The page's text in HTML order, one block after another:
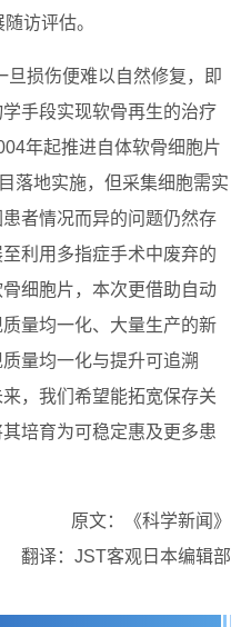
访评估。
旦损伤便难以自然修复，即
手段实现软骨再生的治疗
年起推进自体软骨细胞片
落地实施，但采集细胞需实
者情况而异的问题仍然存
利用多指症手术中废弃的
细胞片，本次更借助自动
量均一化、大量生产的新
量均一化与提升可追溯
，我们希望能拓宽保存关
培育为可稳定惠及更多患
原文：《科学新闻》
翻译：JST客观日本编辑部